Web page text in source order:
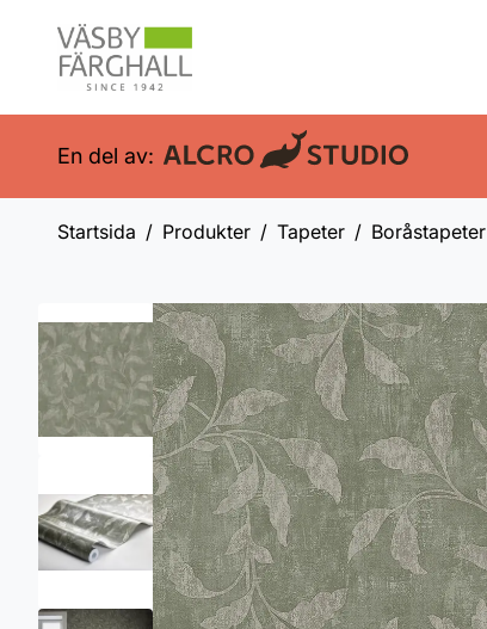
En del av:
Startsida Produkter Tapeter Boråstapeter